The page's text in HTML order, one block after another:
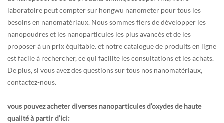
laboratoire peut compter sur hongwu nanometer pour tous les
besoins en nanomatériaux. Nous sommes fiers de développer les
nanopoudres et les nanoparticules les plus avancés et de les
proposer à un prix équitable. et notre catalogue de produits en ligne
est facile à rechercher, ce qui facilite les consultations et les achats.
De plus, si vous avez des questions sur tous nos nanomatériaux,
contactez-nous.
vous pouvez acheter diverses nanoparticules d’oxydes de haute
qualité à partir d’ici: